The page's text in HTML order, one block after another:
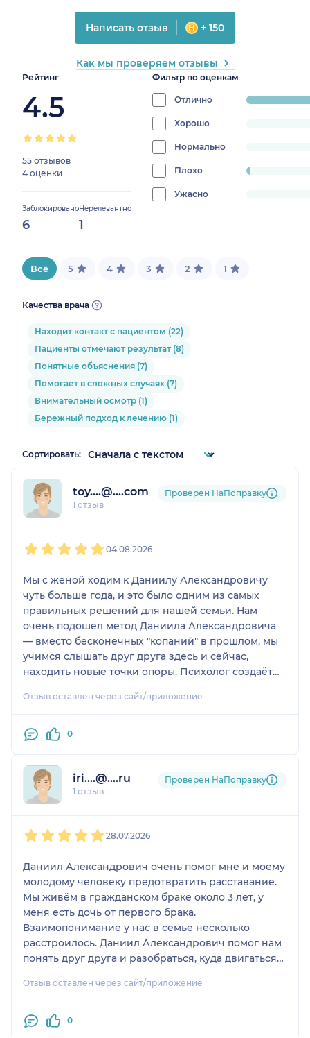
Рейтинг
4.5
55 отзывов
4 оценки
Заблокировано
6
Нерелевантно
1
Фильтр по оценкам
Отлично
progress:
Хорошо
0%
Нормально
0%
Плохо
progress:
1.694915254237288%
Ужасно
0%
Написать отзыв + 150
Как мы проверяем отзывы
Всё 5 4 3 2 1
Качества врача
Находит контакт с пациентом (22)
Пациенты отмечают результат (8)
Понятные объяснения (7)
Помогает в сложных случаях (7)
Внимательный осмотр (1)
Бережный подход к лечению (1)
Сортировать:
toy....@....com
1 отзыв
Проверен НаПоправку
04.08.2026
Мы с женой ходим к Даниилу Александровичу
чуть больше года, и это было одним из самых
правильных решений для нашей семьи. Нам
очень подошёл метод Даниила Александровича
— вместо бесконечных "копаний" в прошлом, мы
учимся слышать друг друга здесь и сейчас,
находить новые точки опоры. Психолог создаёт
осуждения и давления. Мы перестали бояться
скандалов. Отношения стали теплее, и теперь мы
помогает нам в личностном развитии и дает
ценные советы в смысле карьерного роста.
Огромная благодарность Даниилу
Отзыв оставлен через сайт/приложение
0
iri....@....ru
1 отзыв
Проверен НаПоправку
28.07.2026
Даниил Александрович очень помог мне и моему
молодому человеку предотвратить расставание.
Мы живём в гражданском браке около 3 лет, у
меня есть дочь от первого брака.
Взаимопонимание у нас в семье несколько
расстроилось. Даниил Александрович помог нам
понять друг друга и разобраться, куда двигаться
чтобы это понять, необходимо было работать над
разобраться Даниил Александрович. Очень
Отзыв оставлен через сайт/приложение
0